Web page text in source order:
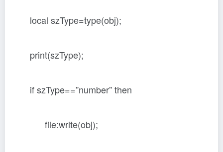
local szType=type(obj);
print(szType);
if szType==”number” then
file:write(obj);